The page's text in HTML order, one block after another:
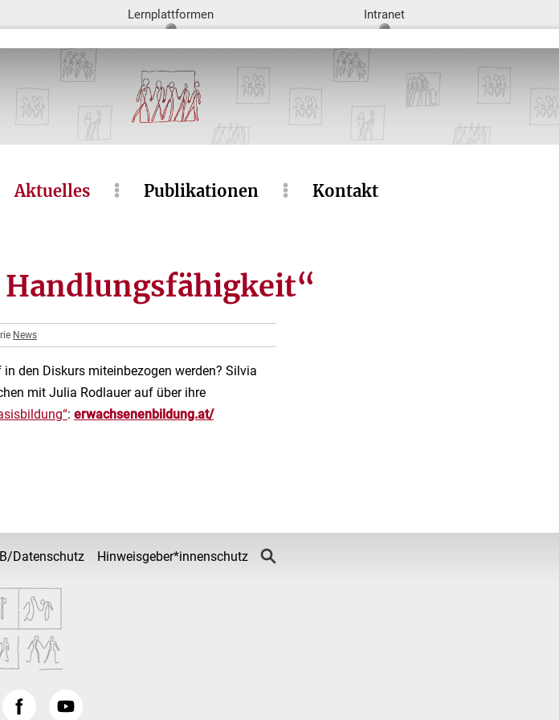
Lernplattformen Intranet
Aktuelles Publikationen Kontakt
News
den Diskurs miteinbezogen werden? Silvia
mit Julia Rodlauer auf über ihre
: erwachsenenbildung.at/
Datenschutz Hinweisgeber*innenschutz